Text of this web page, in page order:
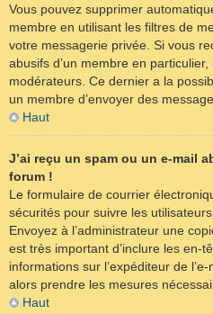
Vous pouvez supprimer
membre en utilisant les filtres de
votre messagerie privée. Si vous
abusifs d’un membre en
modérateurs. Ce dernier a la
un membre d’envoyer des
Haut
J’ai reçu un spam ou un e-mail
forum !
Le formulaire de courrier
sécurités pour suivre les
Envoyez à l’administrateur une
est très important d’inclure les en-
informations sur l’expéditeur de
alors prendre les mesures
Haut